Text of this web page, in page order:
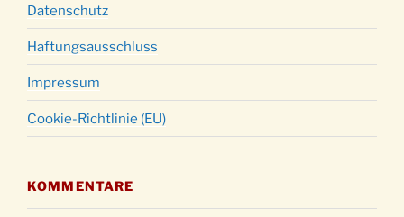
Datenschutz
Haftungsausschluss
Impressum
Cookie-Richtlinie (EU)
KOMMENTARE